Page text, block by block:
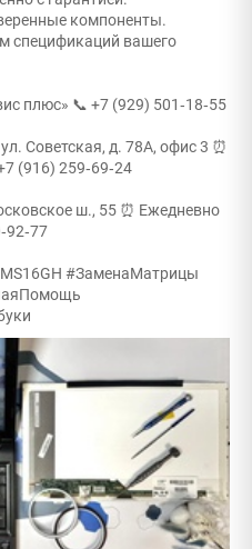
компоненты.
спецификаций вашего
плюс» 📞 +7 (929) 501‑18‑55
Советская, д. 78А, офис 3 ⏰
(916) 259‑69‑24
ш., 55 ⏰ Ежедневно
#ЗаменаМатрицы